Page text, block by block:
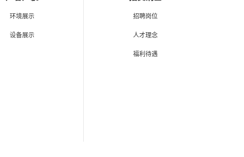
环境展示
设备展示
招聘岗位
人才理念
福利待遇